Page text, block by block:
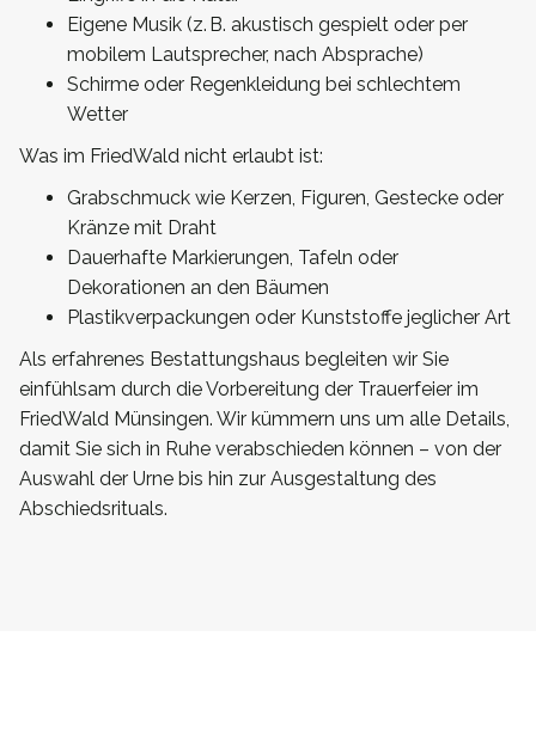
Eigene Musik (z. B. akustisch gespielt oder per
mobilem Lautsprecher, nach Absprache)
Schirme oder Regenkleidung bei schlechtem
Wetter
Was im FriedWald nicht erlaubt ist:
Grabschmuck wie Kerzen, Figuren, Gestecke oder
Kränze mit Draht
Dauerhafte Markierungen, Tafeln oder
Dekorationen an den Bäumen
Plastikverpackungen oder Kunststoffe jeglicher Art
Als erfahrenes Bestattungshaus begleiten wir Sie
einfühlsam durch die Vorbereitung der Trauerfeier im
FriedWald Münsingen. Wir kümmern uns um alle Details,
damit Sie sich in Ruhe verabschieden können – von der
Auswahl der Urne bis hin zur Ausgestaltung des
Abschiedsrituals.